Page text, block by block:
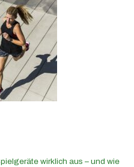
wirklich aus – und wie